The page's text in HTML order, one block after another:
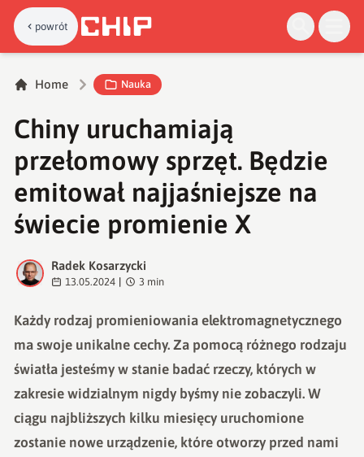
powrót
Home Nauka
Chiny uruchamiają
przełomowy sprzęt. Będzie
emitował najjaśniejsze na
świecie promienie X
R
Radek Kosarzycki
13.05.2024 3 min
Każdy rodzaj promieniowania elektromagnetycznego
ma swoje unikalne cechy. Za pomocą różnego rodzaju
światła jesteśmy w stanie badać rzeczy, których w
zakresie widzialnym nigdy byśmy nie zobaczyli. W
ciągu najbliższych kilku miesięcy uruchomione
zostanie nowe urządzenie, które otworzy przed nami